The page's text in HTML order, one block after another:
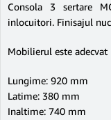
Consola 3 sertare
inlocuitori. Finisajul
Mobilierul este
Lungime: 920 mm
Latime: 380 mm
Inaltime: 740 mm